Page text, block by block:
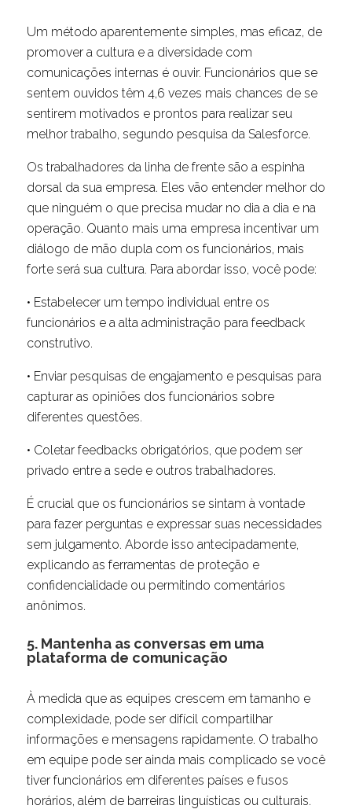
Um método aparentemente simples, mas eficaz, de
promover a cultura e a diversidade com
comunicações internas é ouvir. Funcionários que se
sentem ouvidos têm 4,6 vezes mais chances de se
sentirem motivados e prontos para realizar seu
melhor trabalho, segundo pesquisa da Salesforce.
Os trabalhadores da linha de frente são a espinha
dorsal da sua empresa. Eles vão entender melhor do
que ninguém o que precisa mudar no dia a dia e na
operação. Quanto mais uma empresa incentivar um
diálogo de mão dupla com os funcionários, mais
forte será sua cultura. Para abordar isso, você pode:
• Estabelecer um tempo individual entre os
funcionários e a alta administração para feedback
construtivo.
• Enviar pesquisas de engajamento e pesquisas para
capturar as opiniões dos funcionários sobre
diferentes questões.
• Coletar feedbacks obrigatórios, que podem ser
privado entre a sede e outros trabalhadores.
É crucial que os funcionários se sintam à vontade
para fazer perguntas e expressar suas necessidades
sem julgamento. Aborde isso antecipadamente,
explicando as ferramentas de proteção e
confidencialidade ou permitindo comentários
anônimos.
5. Mantenha as conversas em uma
plataforma de comunicação
À medida que as equipes crescem em tamanho e
complexidade, pode ser difícil compartilhar
informações e mensagens rapidamente. O trabalho
em equipe pode ser ainda mais complicado se você
tiver funcionários em diferentes países e fusos
horários, além de barreiras linguísticas ou culturais.